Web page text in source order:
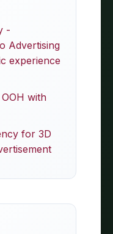
-
Advertising
experience
with
for 3D